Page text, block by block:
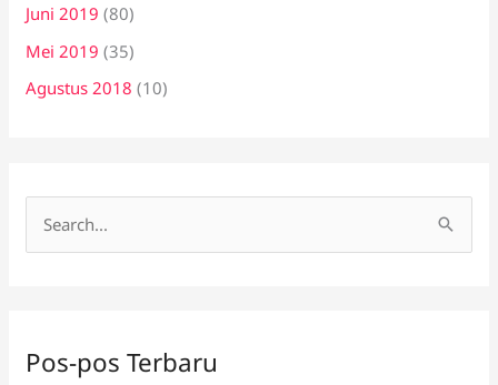
Juni 2019 (80)
Mei 2019 (35)
Agustus 2018 (10)
u
Pos-pos Terbaru